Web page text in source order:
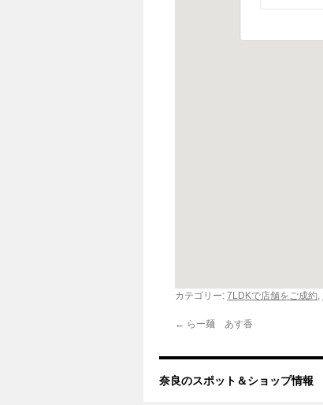
カテゴリー: 7LDKで店舗をご成約,
← らー麺 あす香
奈良のスポット＆ショップ情報